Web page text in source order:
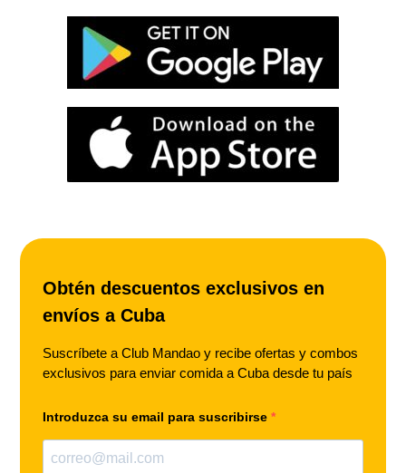
Obtén descuentos exclusivos en
envíos a Cuba
Suscríbete a Club Mandao y recibe ofertas y combos
exclusivos para enviar comida a Cuba desde tu país
Introduzca su email para suscribirse